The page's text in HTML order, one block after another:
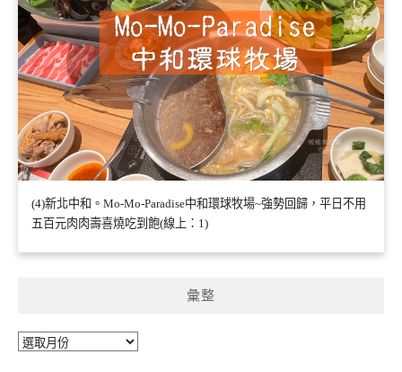
(4)新北中和。Mo-Mo-Paradise中和環球牧場~強勢回歸，平日不用
五百元肉肉壽喜燒吃到飽(線上：1)
彙整
彙